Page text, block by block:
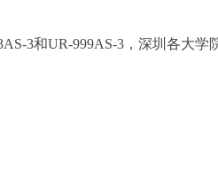
3和UR-999AS-3，深圳各大